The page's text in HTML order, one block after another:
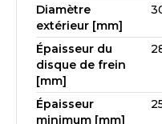
Diamètre
extérieur [mm]
Épaisseur du
disque de frein
[mm]
Épaisseur
minimum [mm]